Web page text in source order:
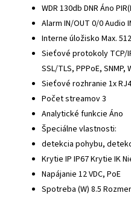
WDR 130db DNR Áno
Alarm IN/OUT 0/0 Audio
Interne úložisko Max.
Sieťové protokoly TCP/IP,
SSL/TLS, PPPoE,
Sieťové rozhranie 1x
Počet streamov 3
Analytické funkcie Áno
Špeciálne vlastnosti:
detekcia pohybu,
Krytie IP IP67 Krytie IK
Napájanie 12 VDC, PoE
Spotreba (W) 8.5